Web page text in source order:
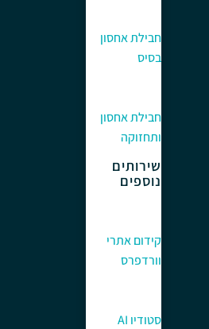
חבילת אחסון
בסיס
חבילת אחסון
ותחזוקה
שירותים
נוספים
קידום אתרי
וורדפרס
סטודיו AI